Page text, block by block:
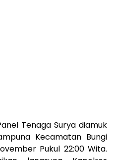
Tenaga Surya diamuk
Kecamatan Bungi
Pukul 22:00 Wita.